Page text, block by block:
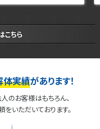
こちら
体実績があります！
のお客様はもちろん、
いただいております。